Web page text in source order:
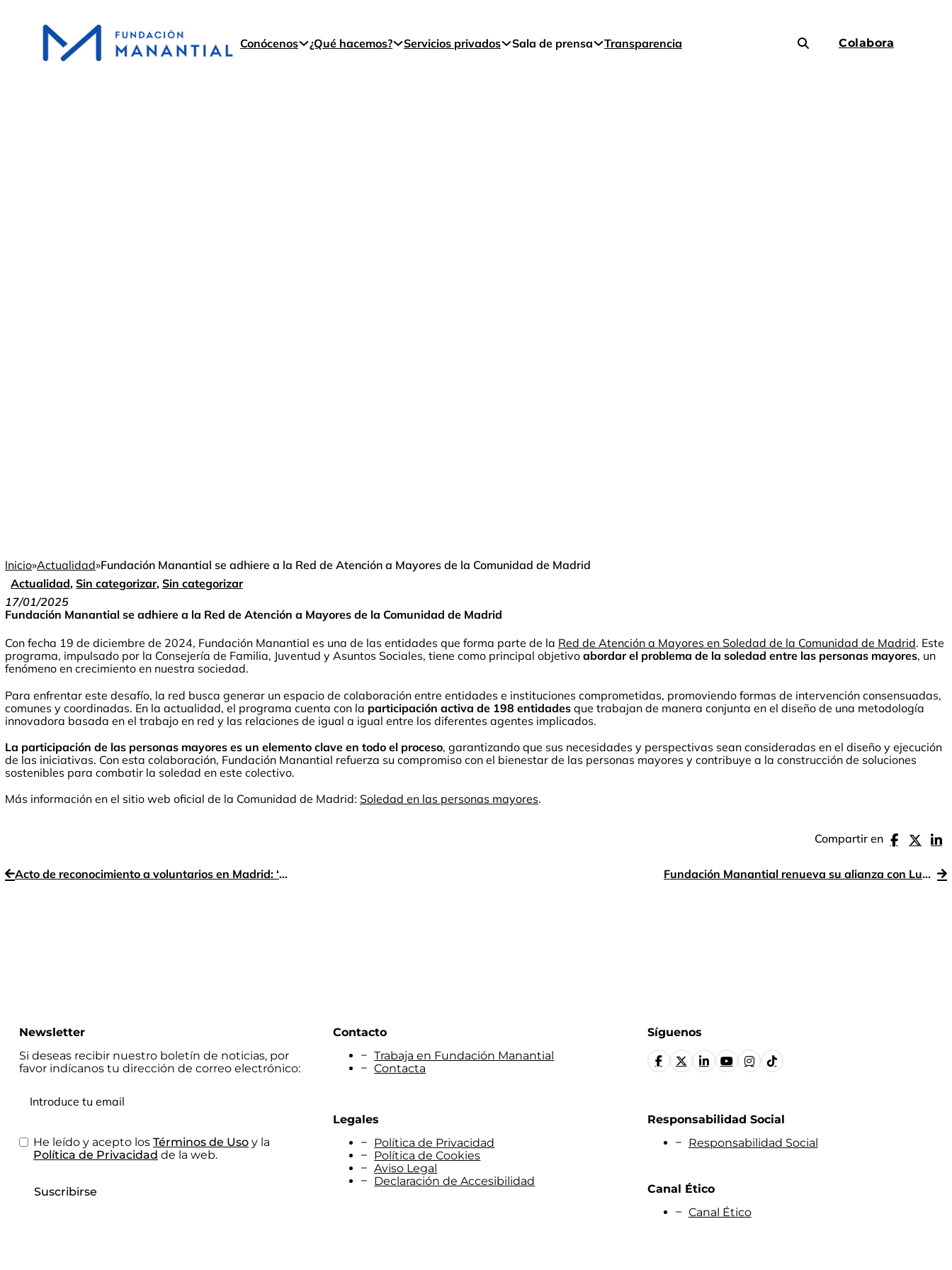
Conócenos ¿Qué hacemos? Servicios privados Sala de prensa Transparencia Colabora
Inicio»Actualidad»Fundación Manantial se adhiere a la Red de Atención a Mayores de la Comunidad de Madrid
Actualidad, Sin categorizar, Sin categorizar
17/01/2025
Fundación Manantial se adhiere a la Red de Atención a Mayores de la Comunidad de Madrid
Con fecha 19 de diciembre de 2024, Fundación Manantial es una de las entidades que forma parte de la Red de Atención a Mayores en Soledad de la Comunidad de Madrid. Este
programa, impulsado por la Consejería de Familia, Juventud y Asuntos Sociales, tiene como principal objetivo abordar el problema de la soledad entre las personas mayores, un
fenómeno en crecimiento en nuestra sociedad.
Para enfrentar este desafío, la red busca generar un espacio de colaboración entre entidades e instituciones comprometidas, promoviendo formas de intervención consensuadas,
comunes y coordinadas. En la actualidad, el programa cuenta con la participación activa de 198 entidades que trabajan de manera conjunta en el diseño de una metodología
innovadora basada en el trabajo en red y las relaciones de igual a igual entre los diferentes agentes implicados.
La participación de las personas mayores es un elemento clave en todo el proceso, garantizando que sus necesidades y perspectivas sean consideradas en el diseño y ejecución
de las iniciativas. Con esta colaboración, Fundación Manantial refuerza su compromiso con el bienestar de las personas mayores y contribuye a la construcción de soluciones
sostenibles para combatir la soledad en este colectivo.
Más información en el sitio web oficial de la Comunidad de Madrid: Soledad en las personas mayores.
Compartir en
Acto de reconocimiento a voluntarios en Madrid: ‘Ropa Guapa’, premiado en la categoría grupal Fundación Manantial renueva su alianza con Lundbeck para impulsar la XIII Carrera por la Salud Mental
Newsletter
Si deseas recibir nuestro boletín de noticias, por
favor indícanos tu dirección de correo electrónico:
He leído y acepto los Términos de Uso y la
Política de Privacidad de la web.
Suscribirse
Contacto
Trabaja en Fundación Manantial
Contacta
Legales
Política de Privacidad
Política de Cookies
Aviso Legal
Declaración de Accesibilidad
Síguenos
Responsabilidad Social
Responsabilidad Social
Canal Ético
Canal Ético